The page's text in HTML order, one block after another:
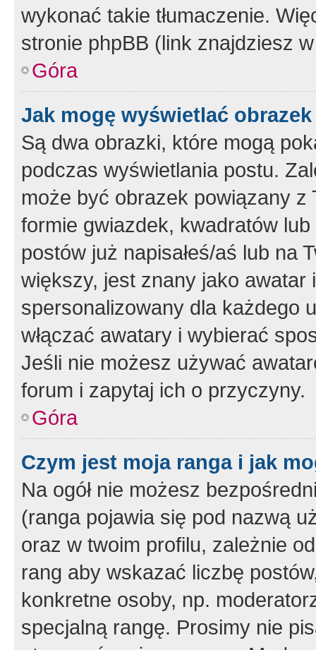
wykonać takie tłumaczenie.
stronie phpBB (link znajdziesz
Góra
Jak mogę wyświetlać
Są dwa obrazki, które mogą
podczas wyświetlania postu.
może być obrazek powiązany z
formie gwiazdek, kwadratów
postów już napisałeś/aś lub na
większy, jest znany jako
spersonalizowany dla każdego
włączać awatary i wybierać
Jeśli nie możesz używać
forum i zapytaj ich o przyczyny.
Góra
Czym jest moja ranga i jak
Na ogół nie możesz
(ranga pojawia się pod nazwą
oraz w twoim profilu, zależnie
rang aby wskazać liczbę
konkretne osoby, np.
specjalną rangę. Prosimy nie